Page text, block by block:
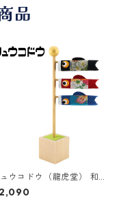
品
ュウコドウ（龍虎堂） 和柄
やか鯉のぼり 和雑貨/コン
クト/置物/ちりめん/子供の